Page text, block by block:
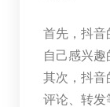
首先，抖音
自己感兴趣
其次，抖音
评论、转发